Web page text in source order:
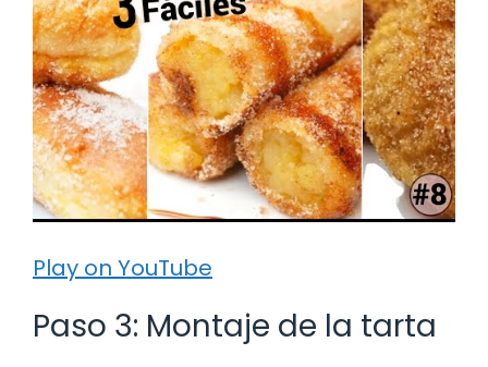
Play on YouTube
Paso 3: Montaje de la tarta